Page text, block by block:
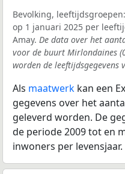
Bevolking,
op 1 januari 2025 per
Amay. De data over het
voor de buurt Mirlondaines
worden de leeftijdsgegevens
Als maatwerk kan een
gegevens over het
geleverd worden. De
de periode 2009 tot en
inwoners per levensjaar.